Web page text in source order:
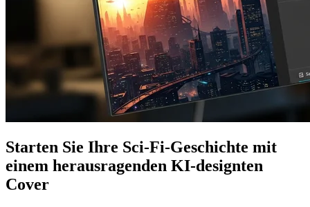
Starten Sie Ihre Sci-Fi-Geschichte mit
einem herausragenden KI-designten
Cover